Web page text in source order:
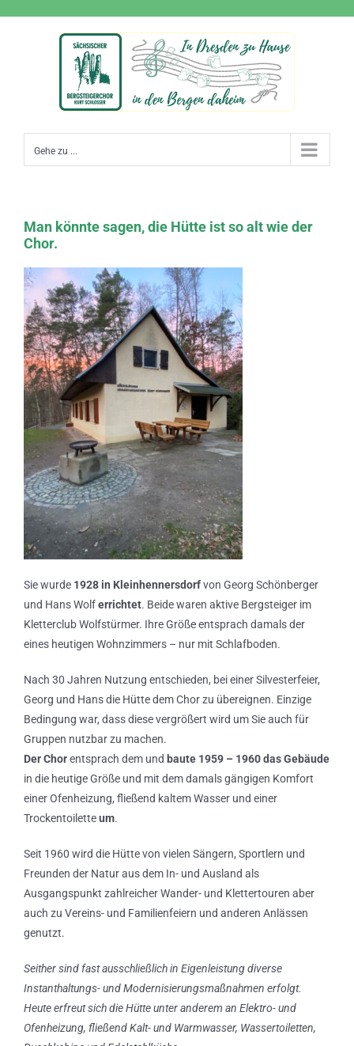
Gehe zu ...
Man könnte sagen, die Hütte ist so alt wie der
Chor.
Sie wurde 1928 in Kleinhennersdorfvon Georg Schönberger
und Hans Wolferrichtet. Beide waren aktive Bergsteiger im
Kletterclub Wolfstürmer. Ihre Größe entsprach damals der
eines heutigen Wohnzimmers – nur mit Schlafboden.
Nach 30 Jahren Nutzung entschieden, bei einer Silvesterfeier,
Georg und Hans die Hütte dem Chor zu übereignen. Einzige
Bedingung war, dass diese vergrößert wird um Sie auch für
Gruppen nutzbar zu machen.
Der Chorentsprach dem und baute 1959 – 1960 das Gebäude
in die heutige Größe und mit dem damals gängigen Komfort
einer Ofenheizung, fließend kaltem Wasser und einer
Trockentoiletteum.
Seit 1960 wird die Hütte von vielen Sängern, Sportlern und
Freunden der Natur aus dem In- und Ausland als
Ausgangspunkt zahlreicher Wander- und Klettertouren aber
auch zu Vereins- und Familienfeiern und anderen Anlässen
genutzt.
Seither sind fast ausschließlich in Eigenleistung diverse
Instanthaltungs- und Modernisierungsmaßnahmen erfolgt.
Heute erfreut sich die Hütte unter anderem an Elektro- und
Ofenheizung, fließend Kalt- und Warmwasser, Wassertoiletten,